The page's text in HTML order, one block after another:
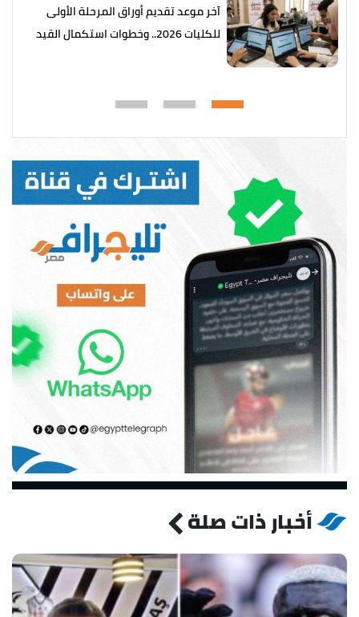
آخر موعد تقديم أوراق المرحلة الأولى
للكليات 2026.. وخطوات استكمال القيد
أخبار ذات صلة